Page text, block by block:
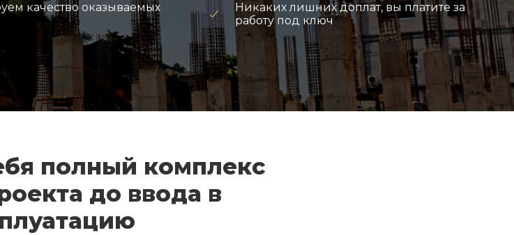
качество оказываемых
Никаких лишних доплат, вы платите за
работу под ключ
полный комплекс
до ввода в